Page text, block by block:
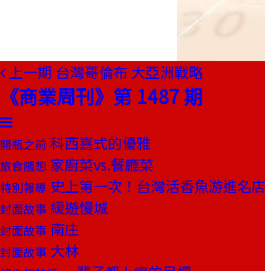
上一期 台灣哥倫布 大亞洲戰略
《商業周刊》第 1487 期
開瓶之前 科西嘉式的優雅
旅食隨想 家廚菜vs.餐廳菜
特別報導 史上第一次！台灣活香魚游進名
封面故事 緩遊慢城
封面故事 南庄
封面故事 大林